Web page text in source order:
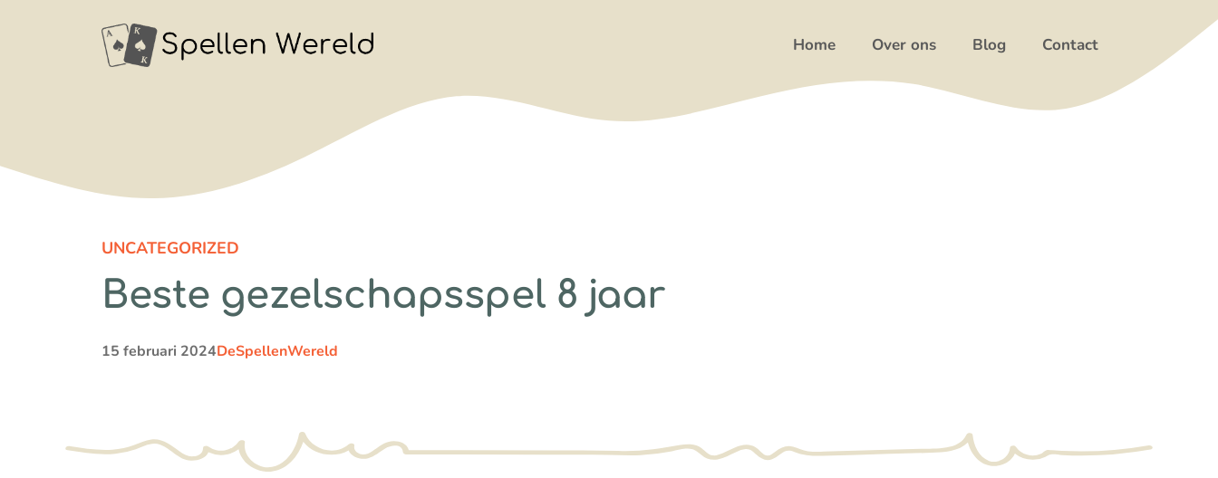
Home Over ons Blog Contact
UNCATEGORIZED
Beste gezelschapsspel 8 jaar
15 februari 2024DeSpellenWereld